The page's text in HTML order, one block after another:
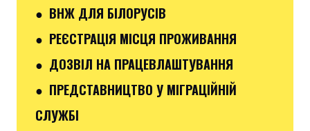
● ВНЖ ДЛЯ БІЛОРУСІВ
● РЕЄСТРАЦІЯ МІСЦЯ ПРОЖИВАННЯ
● ДОЗВІЛ НА ПРАЦЕВЛАШТУВАННЯ
● ПРЕДСТАВНИЦТВО У МІГРАЦІЙНІЙ
СЛУЖБІ